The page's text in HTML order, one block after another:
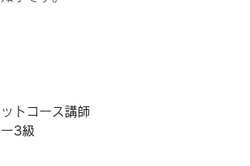
ンド講座
トコース講師
3級